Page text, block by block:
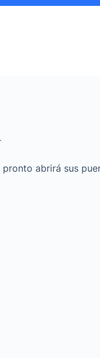
abrirá sus